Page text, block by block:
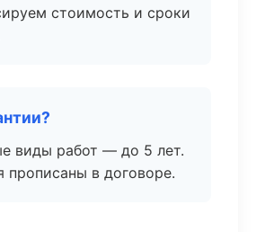
стоимость и сроки
виды работ — до 5 лет.
прописаны в договоре.